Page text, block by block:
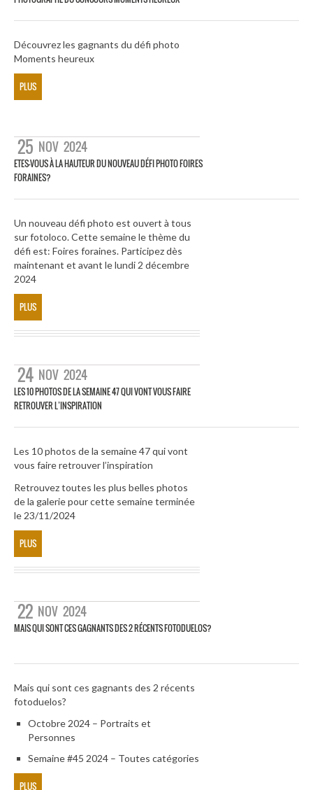
Découvrez les gagnants du défi photo
Moments heureux
PLUS
25 NOV 2024
ETES-VOUS À LA HAUTEUR DU NOUVEAU DÉFI PHOTO FOIRES
FORAINES?
Un nouveau défi photo est ouvert à tous
sur fotoloco. Cette semaine le thème du
défi est: Foires foraines. Participez dès
maintenant et avant le lundi 2 décembre
2024
PLUS
24 NOV 2024
LES 10 PHOTOS DE LA SEMAINE 47 QUI VONT VOUS FAIRE
RETROUVER L’INSPIRATION
Les 10 photos de la semaine 47 qui vont
vous faire retrouver l’inspiration
Retrouvez toutes les plus belles photos
de la galerie pour cette semaine terminée
le 23/11/2024
PLUS
22 NOV 2024
MAIS QUI SONT CES GAGNANTS DES 2 RÉCENTS FOTODUELOS?
Mais qui sont ces gagnants des 2 récents
fotoduelos?
Octobre 2024 – Portraits et
Personnes
Semaine #45 2024 – Toutes catégories
PLUS